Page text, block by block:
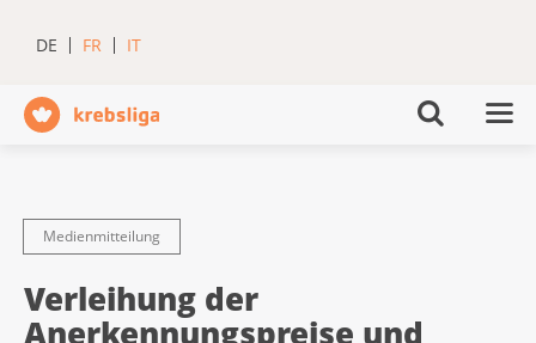
DE FR IT
Medienmitteilung
Verleihung der
Anerkennungspreise und